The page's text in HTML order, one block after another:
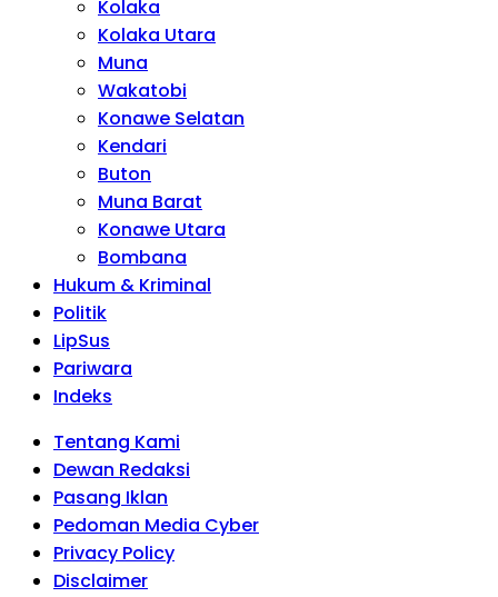
Kolaka
Kolaka Utara
Muna
Wakatobi
Konawe Selatan
Kendari
Buton
Muna Barat
Konawe Utara
Bombana
Hukum & Kriminal
Politik
LipSus
Pariwara
Indeks
Tentang Kami
Dewan Redaksi
Pasang Iklan
Pedoman Media Cyber
Privacy Policy
Disclaimer